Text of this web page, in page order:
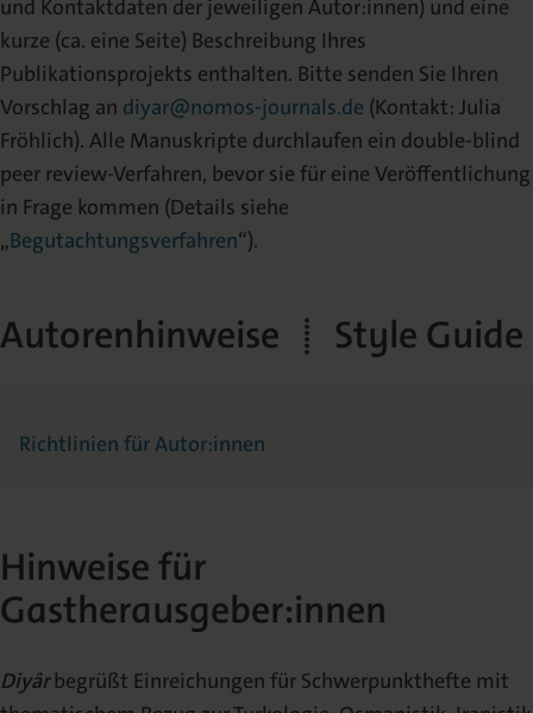
und Kontaktdaten der jeweiligen Autor:innen) und eine
kurze (ca. eine Seite) Beschreibung Ihres
Publikationsprojekts enthalten. Bitte senden Sie Ihren
Vorschlag an diyar@nomos-journals.de (Kontakt: Julia
Fröhlich). Alle Manuskripte durchlaufen ein double-blind
peer review-Verfahren, bevor sie für eine Veröffentlichung
in Frage kommen (Details siehe
„Begutachtungsverfahren“).
Autorenhinweise | Style Guide
Richtlinien für Autor:innen
Hinweise für
Gastherausgeber:innen
Diyârbegrüßt Einreichungen für Schwerpunkthefte mit